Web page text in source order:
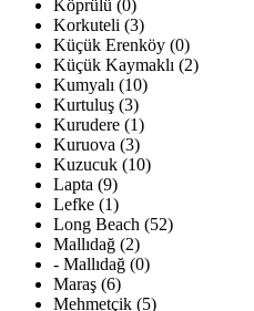
Köprülü (0)
Korkuteli (3)
Küçük Erenköy (0)
Küçük Kaymaklı (2)
Kumyalı (10)
Kurtuluş (3)
Kurudere (1)
Kuruova (3)
Kuzucuk (10)
Lapta (9)
Lefke (1)
Long Beach (52)
Mallıdağ (2)
- Mallıdağ (0)
Maraş (6)
Mehmetçik (5)